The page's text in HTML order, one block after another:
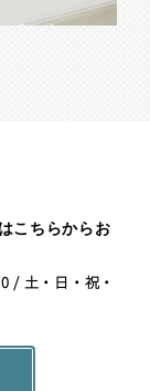
こちらからお
土・日・祝・